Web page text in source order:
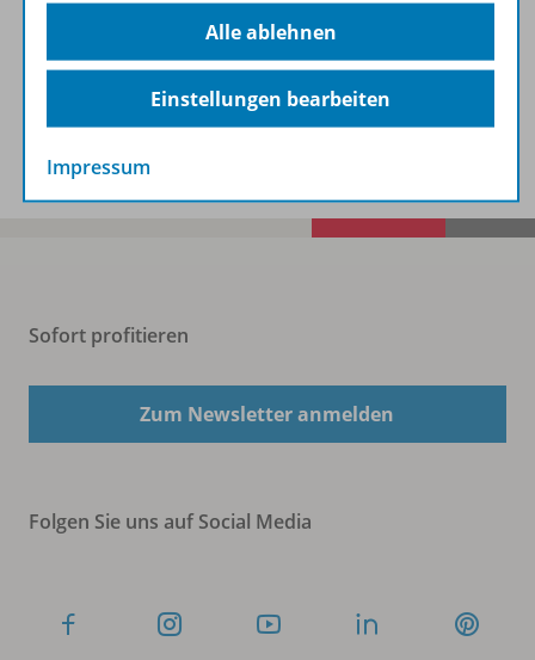
Spar-Pakete
Sofort profitieren
Zum Newsletter anmelden
Folgen Sie uns auf Social Media
Alle ablehnen
Einstellungen bearbeiten
Impressum